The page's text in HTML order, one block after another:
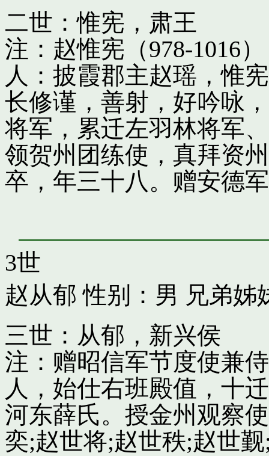
二世：惟宪，肃王
注：赵惟宪（978-1016
人：披霞郡主赵瑶，惟
长修谨，善射，好吟咏
将军，累迁左羽林将军
领贺州团练使，真拜资
卒，年三十八。赠安德
3世
赵从郁 性别：男 兄弟姊
三世：从郁，新兴侯
注：赠昭信军节度使兼
人，始仕右班殿值，十
河东薛氏。授金州观察
奕;赵世将;赵世秩;赵世